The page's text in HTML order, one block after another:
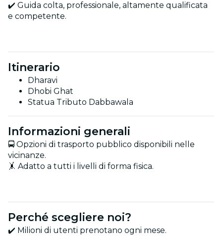
✔️ Guida colta, professionale, altamente qualificata
e competente.
Itinerario
Dharavi
Dhobi Ghat
Statua Tributo Dabbawala
Informazioni generali
🚍 Opzioni di trasporto pubblico disponibili nelle
vicinanze.
🤸 Adatto a tutti i livelli di forma fisica.
Perché scegliere noi?
✔️ Milioni di utenti prenotano ogni mese.